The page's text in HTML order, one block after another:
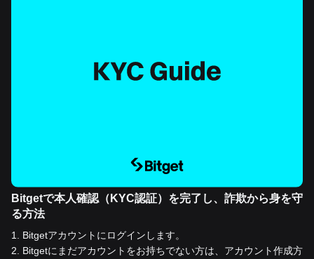
Bitgetで本人確認（KYC認証）を完了し、詐欺から身を守
る方法
1
Bitgetアカウントにログインします。
2
Bitgetにまだアカウントをお持ちでない方は、アカウント作成方